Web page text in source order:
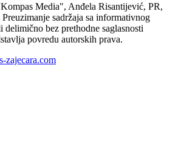
Media", Anđela Risantijević, PR,
sadržaja sa informativnog
bez prethodne saglasnosti
povredu autorskih prava.
zajecara.com